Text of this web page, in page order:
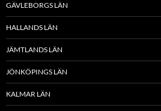
GÄVLEBORGS LÄN
HALLANDS LÄN
JÄMTLANDS LÄN
JÖNKÖPINGS LÄN
KALMAR LÄN